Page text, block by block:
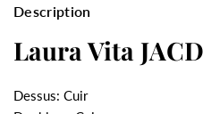
Description
Laura Vita
Dessus: Cuir